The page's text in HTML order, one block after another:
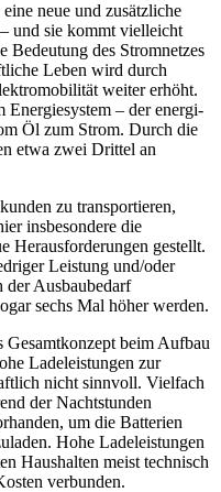
neue und zusätzliche
und sie kommt vielleicht
Bedeutung des Stromnetzes
Leben wird durch
weiter erhöht.
Energiesystem – der energi­
Öl zum Strom. Durch die
etwa zwei Drittel an
zu transpor­tieren,
insbeson­dere die
Heraus­forderungen gestellt.
Leistung und/oder
der Ausbaubedarf
sechs Mal höher werden.
beim Aufbau
Ladeleistungen zur
nicht sinnvoll. Vielfach
der Nachtstunden
um die Batterien
Hohe Ladeleistungen
Haushalten meist technisch
verbunden.